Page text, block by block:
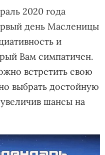
2020 года
день Масленицы
и
Вам симпатичен.
встретить свою
выбрать достойную
шансы на